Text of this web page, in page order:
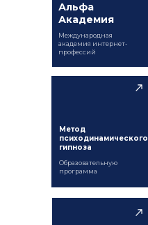
Альфа
Академия
Международная
академия интернет-
профессий
Метод
психодинамического
гипноза
Образовательную
программа